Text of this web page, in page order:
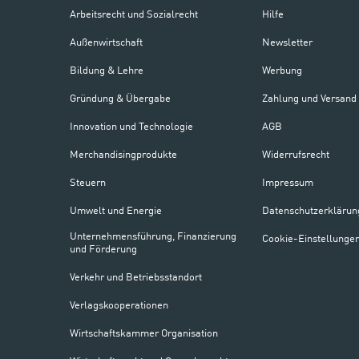
Arbeitsrecht und Sozialrecht
Außenwirtschaft
Bildung & Lehre
Gründung & Übergabe
Innovation und Technologie
Merchandisingprodukte
Steuern
Umwelt und Energie
Unternehmensführung, Finanzierung
und Förderung
Verkehr und Betriebsstandort
Verlagskooperationen
Wirtschaftskammer Organisation
Hilfe
Newsletter
Werbung
Zahlung und Versand
AGB
Widerrufsrecht
Impressum
Cookie-